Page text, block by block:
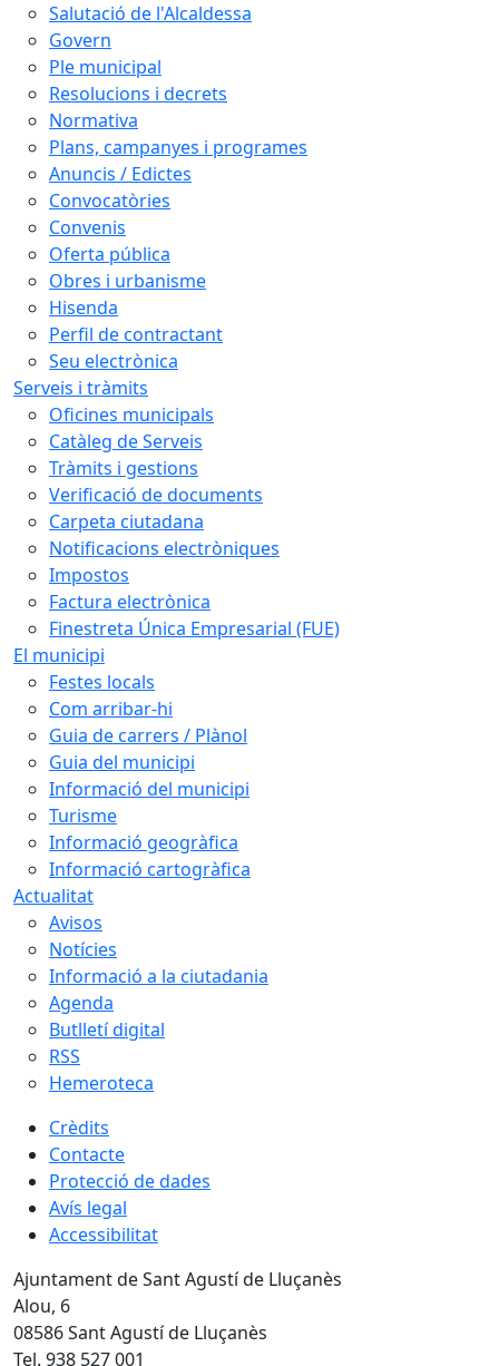
Salutació de l'Alcaldessa
Govern
Ple municipal
Resolucions i decrets
Normativa
Plans, campanyes i programes
Anuncis / Edictes
Convocatòries
Convenis
Oferta pública
Obres i urbanisme
Hisenda
Perfil de contractant
Seu electrònica
Serveis i tràmits
Oficines municipals
Catàleg de Serveis
Tràmits i gestions
Verificació de documents
Carpeta ciutadana
Notificacions electròniques
Impostos
Factura electrònica
Finestreta Única Empresarial (FUE)
El municipi
Festes locals
Com arribar-hi
Guia de carrers / Plànol
Guia del municipi
Informació del municipi
Turisme
Informació geogràfica
Informació cartogràfica
Actualitat
Avisos
Notícies
Informació a la ciutadania
Agenda
Butlletí digital
RSS
Hemeroteca
Crèdits
Contacte
Protecció de dades
Avís legal
Accessibilitat
Ajuntament de Sant Agustí de Lluçanès
Alou, 6
08586 Sant Agustí de Lluçanès
Tel. 938 527 001